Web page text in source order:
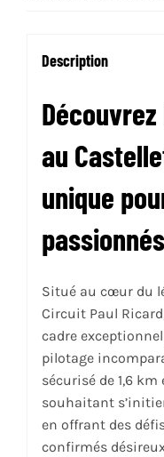
Description
au
unique
Situé au cœur du
Circuit Paul
cadre
pilotage
sécurisé de 1,6
souhaitant
en offrant des
confirmés